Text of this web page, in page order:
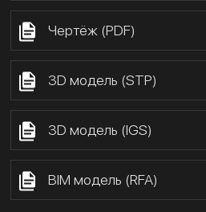
Чертёж (PDF)
3D модель (STP)
3D модель (IGS)
BIM модель (RFA)